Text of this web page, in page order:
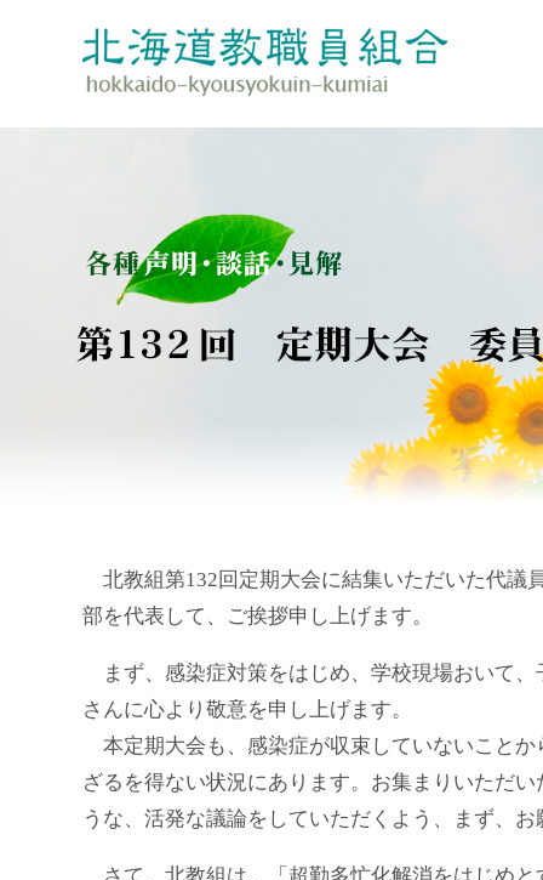
北教組第132回定期大会に結集いただいた代議
部を代表して、ご挨拶申し上げます。
まず、感染症対策をはじめ、学校現場おいて
さんに心より敬意を申し上げます。
本定期大会も、感染症が収束していないこと
ざるを得ない状況にあります。お集まりいただ
うな、活発な議論をしていただくよう、まず、